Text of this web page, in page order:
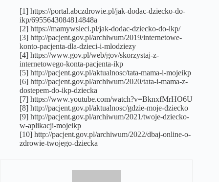
[1] https://portal.abczdrowie.pl/jak-dodac-dziecko-do-
ikp/6955643084814848a
[2] https://mamywsieci.pl/jak-dodac-dziecko-do-ikp/
[3] http://pacjent.gov.pl/archiwum/2019/internetowe-
konto-pacjenta-dla-dzieci-i-mlodziezy
[4] https://www.gov.pl/web/gov/skorzystaj-z-
internetowego-konta-pacjenta-ikp
[5] http://pacjent.gov.pl/aktualnosc/tata-mama-i-mojeikp
[6] http://pacjent.gov.pl/archiwum/2020/tata-i-mama-z-
dostepem-do-ikp-dziecka
[7] https://www.youtube.com/watch?v=BknxfMrHO6U
[8] http://pacjent.gov.pl/aktualnosc/gdzie-moje-dziecko
[9] http://pacjent.gov.pl/archiwum/2021/twoje-dziecko-
w-aplikacji-mojeikp
[10] http://pacjent.gov.pl/archiwum/2022/dbaj-online-o-
zdrowie-twojego-dziecka